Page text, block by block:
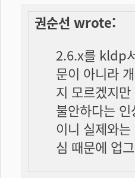
권순선 wrote:
2.6.x를 kldp
문이 아니라
지 모르겠지
불안하다는
이니 실제와
심 때문에 업